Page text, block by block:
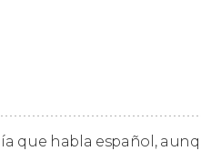
que habla español,